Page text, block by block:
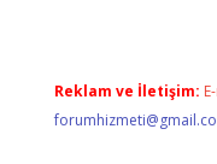
Reklam ve İletişim: